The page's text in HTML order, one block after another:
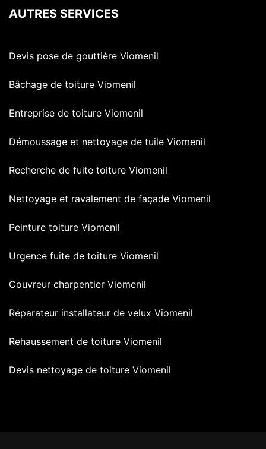
AUTRES SERVICES
Devis pose de gouttière Viomenil
Bâchage de toiture Viomenil
Entreprise de toiture Viomenil
Démoussage et nettoyage de tuile Viomenil
Recherche de fuite toiture Viomenil
Nettoyage et ravalement de façade Viomenil
Peinture toiture Viomenil
Urgence fuite de toiture Viomenil
Couvreur charpentier Viomenil
Réparateur installateur de velux Viomenil
Rehaussement de toiture Viomenil
Devis nettoyage de toiture Viomenil